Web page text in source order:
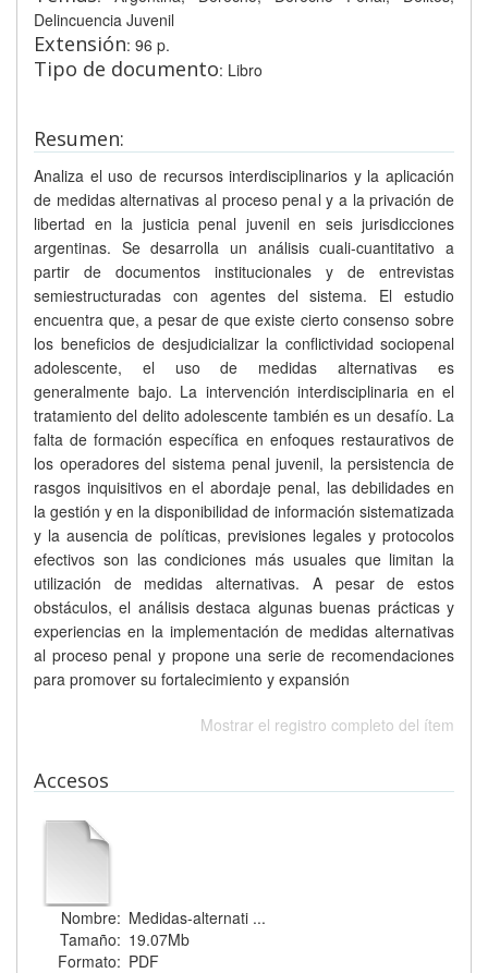
Delincuencia Juvenil
Extensión: 96 p.
Tipo de documento: Libro
Resumen:
Analiza el uso de recursos interdisciplinarios y la aplicación
de medidas alternativas al proceso penal y a la privación de
libertad en la justicia penal juvenil en seis jurisdicciones
argentinas. Se desarrolla un análisis cuali-cuantitativo a
partir de documentos institucionales y de entrevistas
semiestructuradas con agentes del sistema. El estudio
encuentra que, a pesar de que existe cierto consenso sobre
los beneficios de desjudicializar la conflictividad sociopenal
adolescente, el uso de medidas alternativas es
generalmente bajo. La intervención interdisciplinaria en el
tratamiento del delito adolescente también es un desafío. La
falta de formación específica en enfoques restaurativos de
los operadores del sistema penal juvenil, la persistencia de
rasgos inquisitivos en el abordaje penal, las debilidades en
la gestión y en la disponibilidad de información sistematizada
y la ausencia de políticas, previsiones legales y protocolos
efectivos son las condiciones más usuales que limitan la
utilización de medidas alternativas. A pesar de estos
obstáculos, el análisis destaca algunas buenas prácticas y
experiencias en la implementación de medidas alternativas
al proceso penal y propone una serie de recomendaciones
para promover su fortalecimiento y expansión
Mostrar el registro completo del ítem
Accesos
Nombre: Medidas-alternati ...
Tamaño: 19.07Mb
Formato: PDF